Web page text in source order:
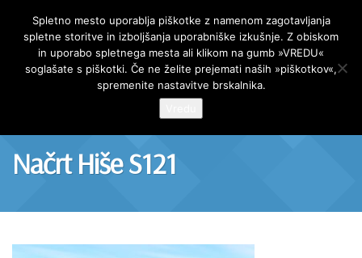
Skip
content
Načrt Hiše S121
AR Projekt
Spletno mesto uporablja piškotke z namenom zagotavljanja
spletne storitve in izboljšanja uporabniške izkušnje. Z obiskom
in uporabo spletnega mesta ali klikom na gumb »VREDU«
soglašate s piškotki. Če ne želite prejemati naših »piškotkov«,
spremenite nastavitve brskalnika.